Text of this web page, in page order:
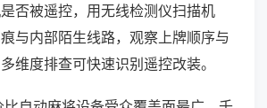
否被遥控，用无线检测仪扫描机
与内部陌生线路，观察上牌顺序与
维度排查可快速识别遥控改装。